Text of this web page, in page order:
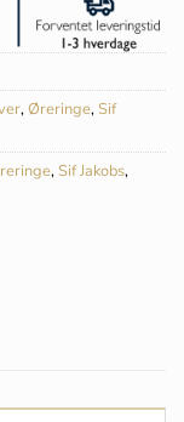
,Øreringe, Sif
, Sif Jakobs,